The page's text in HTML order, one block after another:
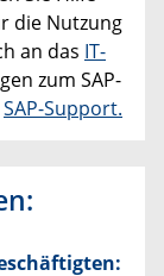
die Nutzung
an das IT-
zum SAP-
SAP-Support.